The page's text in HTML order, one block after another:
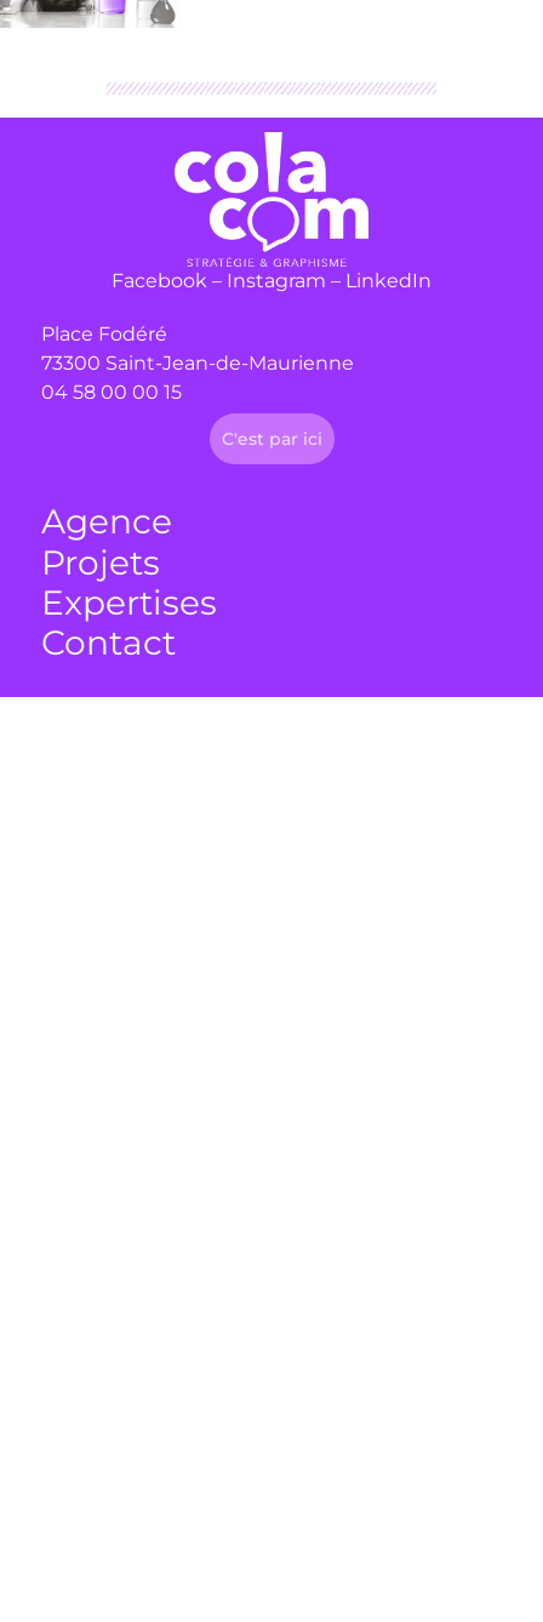
C'est par ici
Facebook – Instagram – LinkedIn
Place Fodéré
73300 Saint-Jean-de-Maurienne
04 58 00 00 15
Agence
Projets
Expertises
Contact